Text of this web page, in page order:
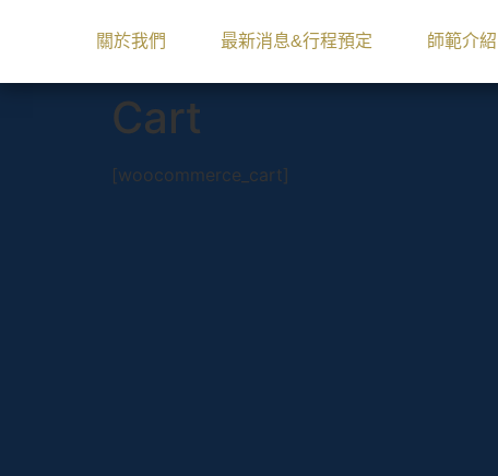
關於我們 最新消息&行程預定 師範介紹
Cart
[woocommerce_cart]